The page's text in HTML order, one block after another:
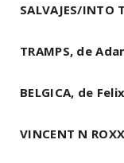
SALVAJES/INTO
TRAMPS, de
BELGICA, de
VINCENT N